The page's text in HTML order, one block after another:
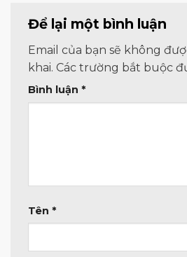
Để lại một bình luận
Email của bạn sẽ không
khai. Các trường bắt buộc
Bình luận *
Tên *